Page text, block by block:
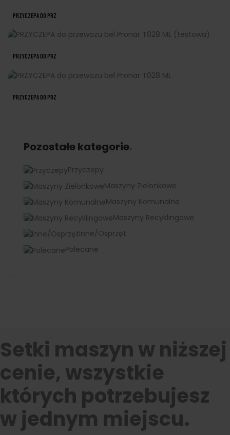
PRZYCZEPA Do Prz
PRZYCZEPA Do Prz
PRZYCZEPA Do Prz
Pozostałe kategorie
Przyczepy
Maszyny Zielonkowe
Maszyny Komunalne
Maszyny Recyklingowe
Inne/Osprzęt
Polecane
Setki maszyn w niższej
cenie, wszystkie
których potrzebujesz
w jednym miejscu.